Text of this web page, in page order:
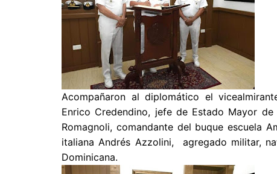
Acompañaron al diplomático el
Enrico Credendino, jefe de Estado Mayor
Romagnoli, comandante del buque escuela
italiana Andrés Azzolini, agregado militar,
Dominicana.